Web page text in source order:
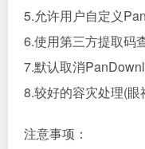
5.允许用户自定义
6.使用第三方提取码
7.默认取消
8.较好的容灾处理(眼
注意事项：